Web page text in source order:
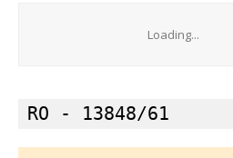
Loading...
RO - 13848/61